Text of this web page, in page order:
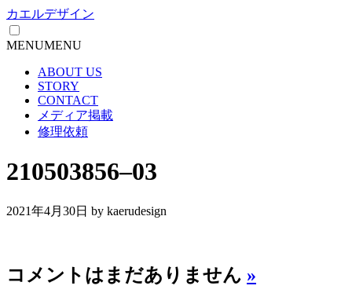
カエルデザイン
MENUMENU
ABOUT US
STORY
CONTACT
メディア掲載
修理依頼
210503856–03
2021年4月30日 by kaerudesign
コメントはまだありません »